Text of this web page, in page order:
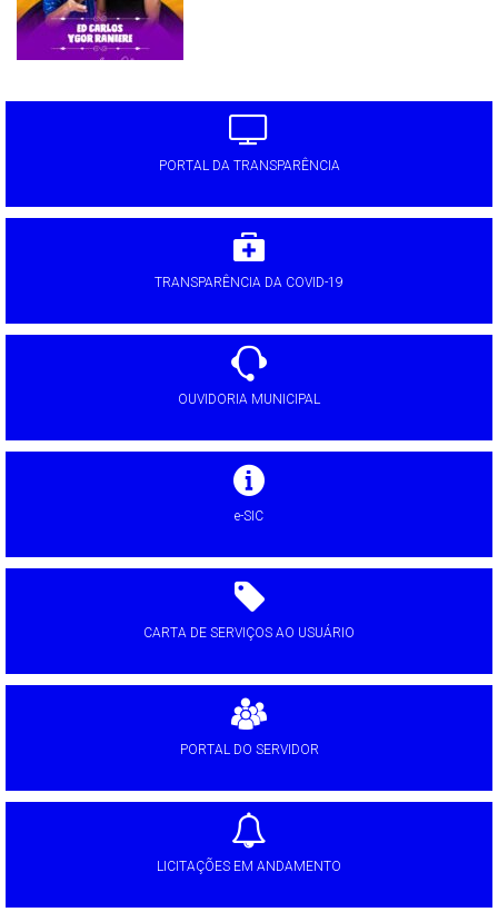
PORTAL DA TRANSPARÊNCIA
TRANSPARÊNCIA DA COVID-19
OUVIDORIA MUNICIPAL
e-SIC
CARTA DE SERVIÇOS AO USUÁRIO
PORTAL DO SERVIDOR
LICITAÇÕES EM ANDAMENTO